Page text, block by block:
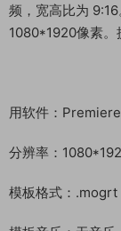
频，宽高比为
1080*1920像素。
用软件：
分辨率：
模板格式：.mogrt